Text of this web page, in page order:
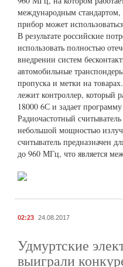
международным стандартом,
прибор может
В результате российские
использовать полностью
внедрении систем
автомобильные
пропуска и метки на
лежит контроллер, который
18000 6С и задает
Радиочастотный
небольшой мощностью
считыватель предназначен
до 960 МГц, что является
02:23 24.08.2017
Удмуртские
выиграли